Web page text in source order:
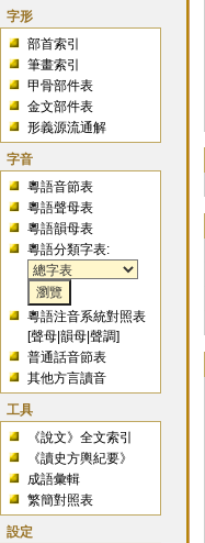
字形
部首索引
筆畫索引
甲骨部件表
金文部件表
形義源流通解
字音
粵語音節表
粵語聲母表
粵語韻母表
粵語分類字表:
粵語注音系統對照表
[聲母 |韻母 |聲調]
普通話音節表
其他方言讀音
工具
《說文》全文索引
《讀史方輿紀要》
成語彙輯
繁簡對照表
設定